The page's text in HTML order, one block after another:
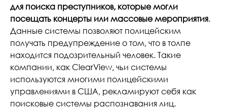
для поиска преступников, которые могли
посещать концерты или массовые мероприятия.
Данные системы позволяют полицейским
получать предупреждение о том, что в толпе
находится подозрительный человек. Такие
компании, как ClearView, чьи системы
используются многими полицейскими
управлениями в США, рекламируют себя как
поисковые системы распознавания лиц.